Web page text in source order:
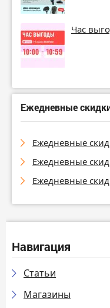
Час
Ежедневные
Ежедневные
Ежедневные
Ежедневные
Навигация
Статьи
Магазины